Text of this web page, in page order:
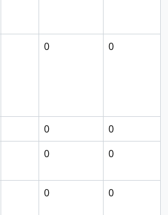
0 0
0
0
0 0
0 0